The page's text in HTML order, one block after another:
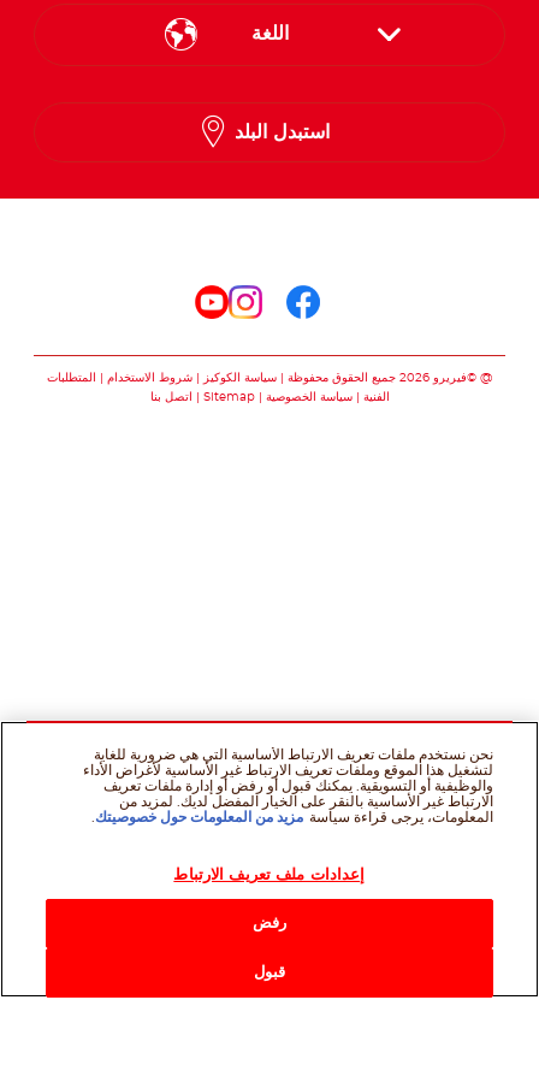
اللغة
استبدل البلد
@ ©فيريرو 2026 جميع الحقوق محفوظة سياسة الكوكيز شروط الاستخدام
المتطلبات
الفنية
سياسة الخصوصية Sitemap اتصل بنا
نحن نستخدم ملفات تعريف الارتباط الأساسية التي هي ضرورية للغاية
لتشغيل هذا الموقع وملفات تعريف الارتباط غير الأساسية لأغراض الأداء
والوظيفية أو التسويقية. يمكنك قبول أو رفض أو إدارة ملفات تعريف
الارتباط غير الأساسية بالنقر على الخيار المفضل لديك. لمزيد من
المعلومات، يرجى قراءة سياسة مزيد من المعلومات حول خصوصيتك
إعدادات ملف تعريف الارتباط
رفض
قبول